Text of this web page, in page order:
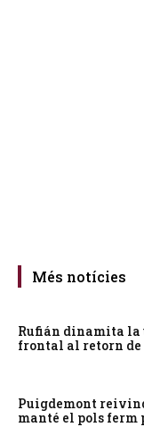
Més notícies
Rufián dinamita la
frontal al retorn de
Puigdemont
manté el pols